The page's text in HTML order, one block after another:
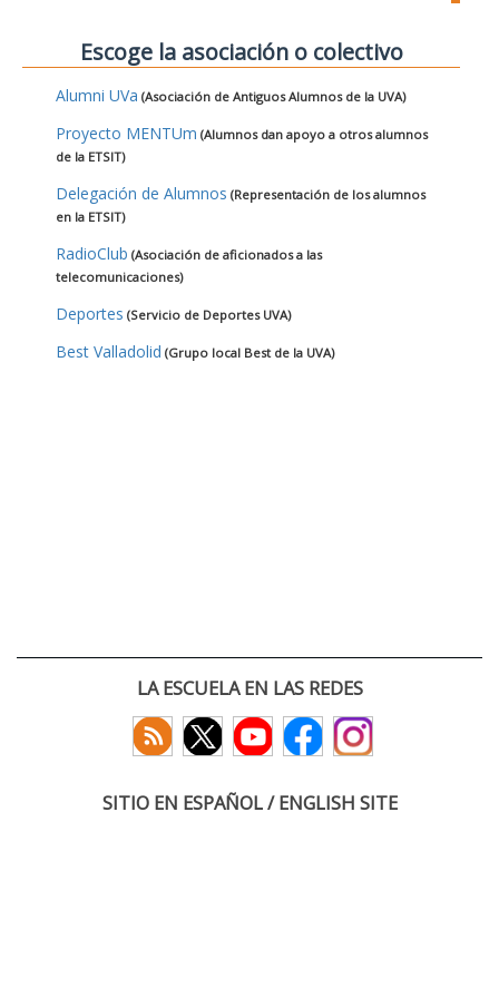
Escoge la asociación o colectivo
Alumni UVa (Asociación de Antiguos Alumnos de la UVA)
Proyecto MENTUm (Alumnos dan apoyo a otros alumnos
de la ETSIT)
Delegación de Alumnos (Representación de los alumnos
en la ETSIT)
RadioClub (Asociación de aficionados a las
telecomunicaciones)
Deportes (Servicio de Deportes UVA)
Best Valladolid (Grupo local Best de la UVA)
LA ESCUELA EN LAS REDES
SITIO EN ESPAÑOL / ENGLISH SITE